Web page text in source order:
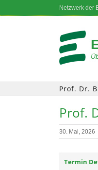
Netzwerk der
Prof. Dr.
Prof.
30. Mai, 2026
Termin